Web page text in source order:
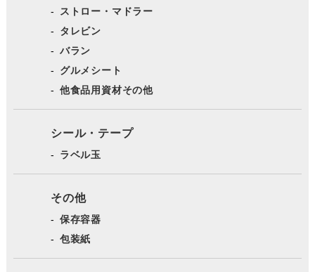
ストロー・マドラー
タレビン
バラン
グルメシート
他食品用資材その他
シール・テープ
ラベル玉
その他
保存容器
包装紙